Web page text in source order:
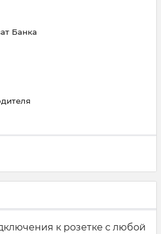
Банка
к розетке с любой